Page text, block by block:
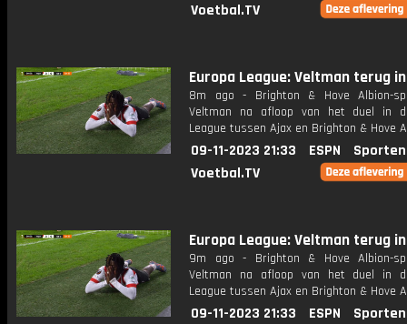
Voetbal.TV
Europa League: Veltman terug
8m ago - Brighton & Hove Albion-
Veltman na afloop van het duel in
League tussen Ajax en Brighton & Hove
09-11-2023 21:33 ESPN
Voetbal.TV
Europa League: Veltman terug
9m ago - Brighton & Hove Albion-
Veltman na afloop van het duel in
League tussen Ajax en Brighton & Hove
09-11-2023 21:33 ESPN